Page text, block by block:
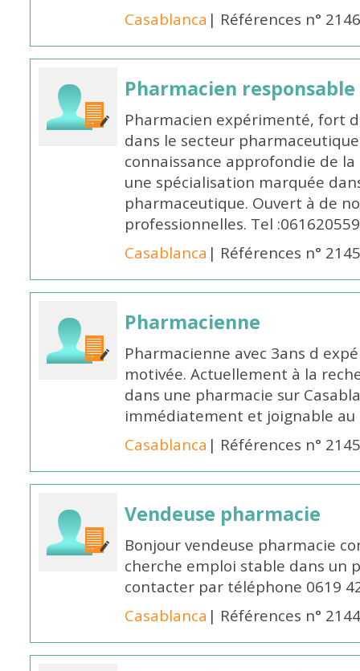
Casablanca | Références n°
Pharmacien responsable
Pharmacien expérimenté, fort
dans le secteur
connaissance approfondie de
une spécialisation marquée
pharmaceutique. Ouvert à de
professionnelles. Tel
Casablanca | Références n°
Pharmacienne
Pharmacienne avec 3ans d
motivée. Actuellement à la
dans une pharmacie sur
immédiatement et joignable au
Casablanca | Références n°
Vendeuse pharmacie
Bonjour vendeuse pharmacie
cherche emploi stable dans un
contacter par téléphone 0619
Casablanca | Références n°